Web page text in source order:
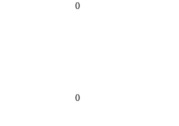
0
0